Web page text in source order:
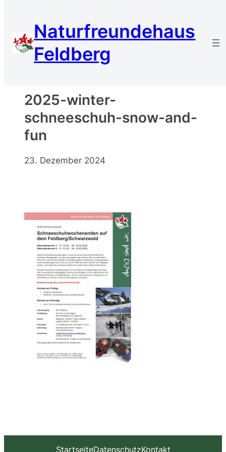
springenNaturfreundehaus
Feldberg
2025-winter-
schneeschuh-snow-and-
fun
23. Dezember 2024
StartseiteDatenschutzKontakt